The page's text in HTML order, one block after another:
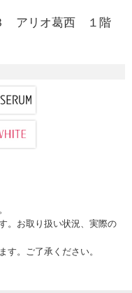
アリオ葛西 １階
。お取り扱い状況、実際の
。ご了承ください。